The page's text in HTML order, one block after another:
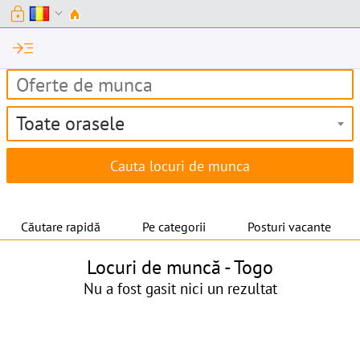
lock expand_more
read_more
Toate orasele
Căutare rapidă Pe categorii Posturi vacante
Locuri de muncă -Togo
Nu a fost gasit nici un rezultat